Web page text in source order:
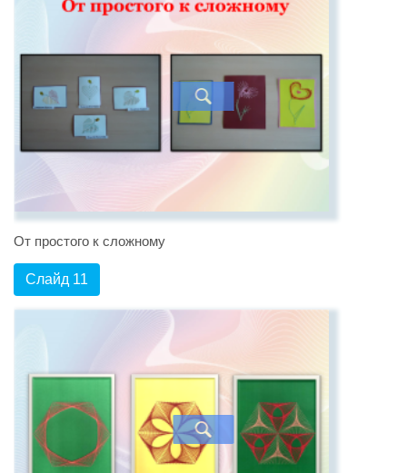
От простого к сложному
Слайд 11